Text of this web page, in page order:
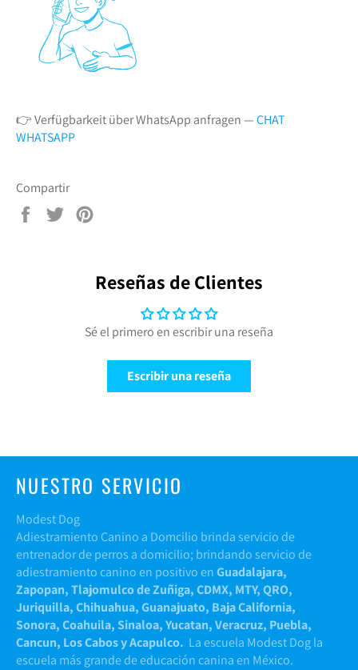
👉 Verfügbarkeit über WhatsApp anfragen —CHAT
WHATSAPP
Compartir
Compartir
Tuitear
Reseñas de Clientes
Sé el primero en escribir una reseña
Escribir una reseña
NUESTRO SERVICIO
Modest Dog
Adiestramiento Canino a Domcilio brinda servicio de
entrenador de perros a domicilio; brindando servicio de
adiestramiento canino en positivo enGuadalajara,
Zapopan, Tlajomulco de Zuñiga, CDMX, MTY, QRO,
Juriquilla, Chihuahua, Guanajuato, Baja California,
Sonora, Coahuila, Sinaloa, Yucatan, Veracruz, Puebla,
Cancun, Los Cabos y Acapulco. La escuela Modest Dog la
escuela más grande de educación canina en México.